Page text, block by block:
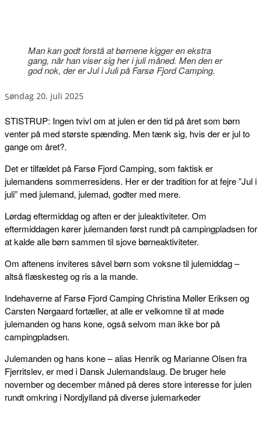
Man kan godt forstå at børnene kigger en ekstra
gang, når han viser sig her i juli måned. Men den er
god nok, der er Jul i Juli på Farsø Fjord Camping.
søndag 20. juli 2025
STISTRUP: Ingen tvivl om at julen er den tid på året som børn
venter på med største spænding. Men tænk sig, hvis der er jul to
gange om året?.
Det er tilfældet på Farsø Fjord Camping, som faktisk er
julemandens sommerresidens. Her er der tradition for at fejre ”Jul i
juli” med julemand, julemad, godter med mere.
Lørdag eftermiddag og aften er der juleaktiviteter. Om
eftermiddagen kører julemanden først rundt på campingpladsen for
at kalde alle børn sammen til sjove børneaktiviteter.
Om aftenens inviteres såvel børn som voksne til julemiddag –
altså flæskesteg og ris a la mande.
Indehaverne af Farsø Fjord Camping Christina Møller Eriksen og
Carsten Nørgaard fortæller, at alle er velkomne til at møde
julemanden og hans kone, også selvom man ikke bor på
campingpladsen.
Julemanden og hans kone – alias Henrik og Marianne Olsen fra
Fjerritslev, er med i Dansk Julemandslaug. De bruger hele
november og december måned på deres store interesse for julen
rundt omkring i Nordjylland på diverse julemarkeder